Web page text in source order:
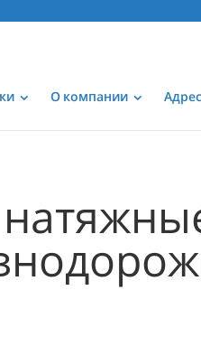
О компании